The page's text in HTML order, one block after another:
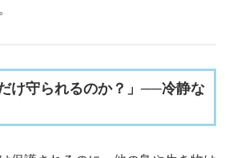
け守られるのか？」──冷静な